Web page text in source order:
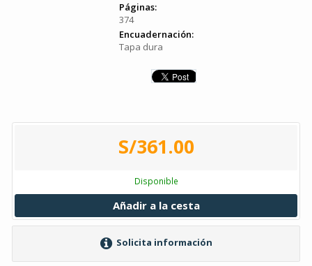
Páginas:
374
Encuadernación:
Tapa dura
S/361.00
Disponible
Añadir a la cesta
Solicita información